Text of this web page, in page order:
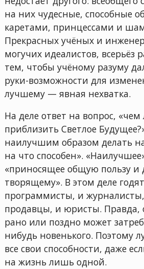
на них чудесные, способные
каретами, принцессами и
Прекрасных учёных и
могучих идеалистов,
тем, чтобы учёному разуму
руки-возможности для
лучшему — явная нехватка.
На деле ответ на вопрос,
приблизить Светлое
наилучшим образом делать
на что способен».
«приносящее общую пользу и
творящему». В этом деле
программисты, и
продавцы, и юристы. Правда,
рано или поздно может
нибудь новенького. Поэтому
все свои способности, даже
на жизнь лишь одной.